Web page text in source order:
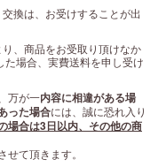
換は、お受けすることが出
、商品をお受取り頂けなか
た場合、実費送料を申し受け
万が一内容に相違がある場
った場合には、誠に恐れ入り
場合は3日以内、その他の商
て頂きます。